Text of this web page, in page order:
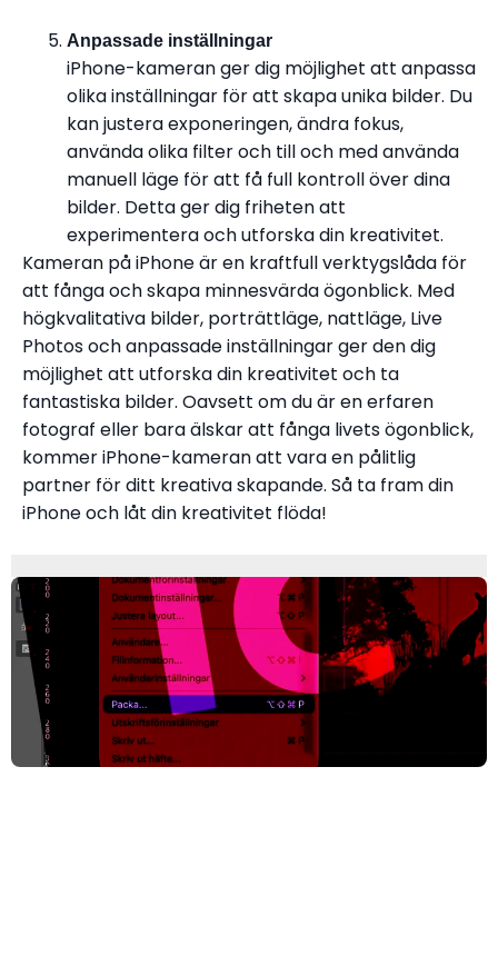
Anpassade inställningar
iPhone-kameran ger dig möjlighet att anpassa
olika inställningar för att skapa unika bilder. Du
kan justera exponeringen, ändra fokus,
använda olika filter och till och med använda
manuell läge för att få full kontroll över dina
bilder. Detta ger dig friheten att
experimentera och utforska din kreativitet.
Kameran på iPhone är en kraftfull verktygslåda för
att fånga och skapa minnesvärda ögonblick. Med
högkvalitativa bilder, porträttläge, nattläge, Live
Photos och anpassade inställningar ger den dig
möjlighet att utforska din kreativitet och ta
fantastiska bilder. Oavsett om du är en erfaren
fotograf eller bara älskar att fånga livets ögonblick,
kommer iPhone-kameran att vara en pålitlig
partner för ditt kreativa skapande. Så ta fram din
iPhone och låt din kreativitet flöda!